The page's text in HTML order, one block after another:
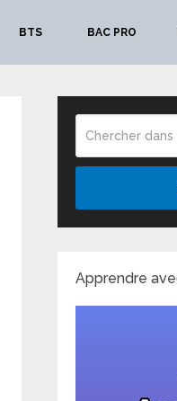
BTS BAC PRO
Apprendre